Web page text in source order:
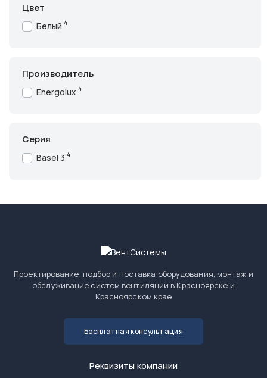
Цвет
Белый 4
Производитель
Energolux 4
Серия
Basel 3 4
Проектирование, подбор и поставка оборудования, монтаж и
обслуживание систем вентиляции в Красноярске и
Красноярском крае
Бесплатная консультация
Реквизиты компании